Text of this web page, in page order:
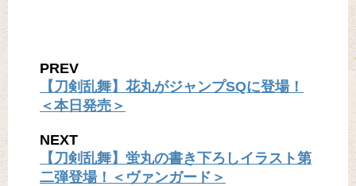
PREV
【刀剣乱舞】花丸がジャンプSQに登場！
＜本日発売＞
NEXT
【刀剣乱舞】蛍丸の書き下ろしイラスト第
二弾登場！＜ヴァンガード＞